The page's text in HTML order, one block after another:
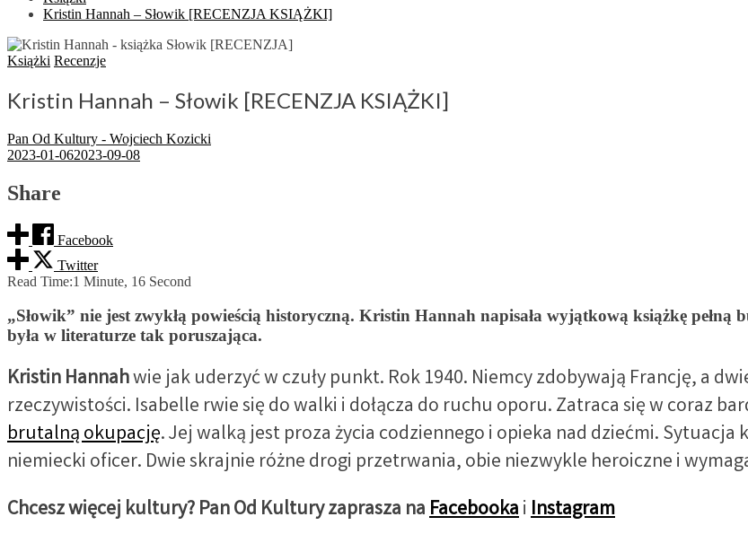
Kristin Hannah – Słowik [RECENZJA KSIĄŻKI]
Książki Recenzje
Kristin Hannah – Słowik [RECENZJA KSIĄŻKI]
Pan Od Kultury - Wojciech Kozicki
2023-01-062023-09-08
Share
Facebook
Twitter
Read Time:1 Minute, 16 Second
„Słowik” nie jest zwykłą powieścią historyczną. Kristin Hannah napisała wyjątkową książkę
była w literaturze tak poruszająca.
Kristin Hannahwie jak uderzyć w czuły punkt. Rok 1940. Niemcy zdobywają Francję, a
rzeczywistości. Isabelle rwie się do walki i dołącza do ruchu oporu. Zatraca się w coraz
brutalną okupację. Jej walką jest proza życia codziennego i opieka nad dziećmi.
niemiecki oficer. Dwie skrajnie różne drogi przetrwania, obie niezwykle heroiczne i
Chcesz więcej kultury? Pan Od Kultury zaprasza naFacebookaiInstagram